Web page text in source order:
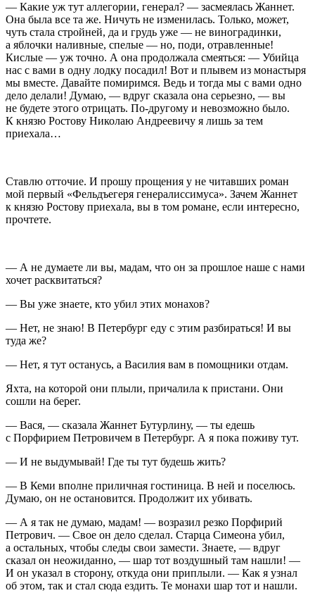
— Какие уж тут аллегории, генерал? — засмеялась Жаннет.
Она была все та же. Ничуть не изменилась. Только, может,
чуть стала стройней, да и грудь уже — не виноградинки,
а яблочки наливные, спелые — но, поди, отравленные!
Кислые — уж точно. А она продолжала смеяться: — Убийца
нас с вами в одну лодку посадил! Вот и плывем из монастыря
мы вместе. Давайте помиримся. Ведь и тогда мы с вами одно
дело делали! Думаю, — вдруг сказала она серьезно, — вы
не будете этого отрицать. По-другому и невозможно было.
К князю Ростову Николаю Андреевичу я лишь за тем
приехала…
Ставлю отточие. И прошу прощения у не читавших роман
мой первый «Фельдъегеря генералиссимуса». Зачем Жаннет
к князю Ростову приехала, вы в том романе, если интересно,
прочтете.
— А не думаете ли вы, мадам, что он за прошлое наше с нами
хочет расквитаться?
— Вы уже знаете, кто убил этих монахов?
— Нет, не знаю! В Петербург еду с этим разбираться! И вы
туда же?
— Нет, я тут останусь, а Василия вам в помощники отдам.
Яхта, на которой они плыли, причалила к пристани. Они
сошли на берег.
— Вася, — сказала Жаннет Бутурлину, — ты едешь
с Порфирием Петровичем в Петербург. А я пока поживу тут.
— И не выдумывай! Где ты тут будешь жить?
— В Кеми вполне приличная гостиница. В ней и поселюсь.
Думаю, он не остановится. Продолжит их убивать.
— А я так не думаю, мадам! — возразил резко Порфирий
Петрович. — Свое он дело сделал. Старца Симеона убил,
а остальных, чтобы следы свои замести. Знаете, — вдруг
сказал он неожиданно, — шар тот воздушный там нашли! —
И он указал в сторону, откуда они приплыли. — Как я узнал
об этом, так и стал сюда ездить. Те монахи шар тот и нашли.